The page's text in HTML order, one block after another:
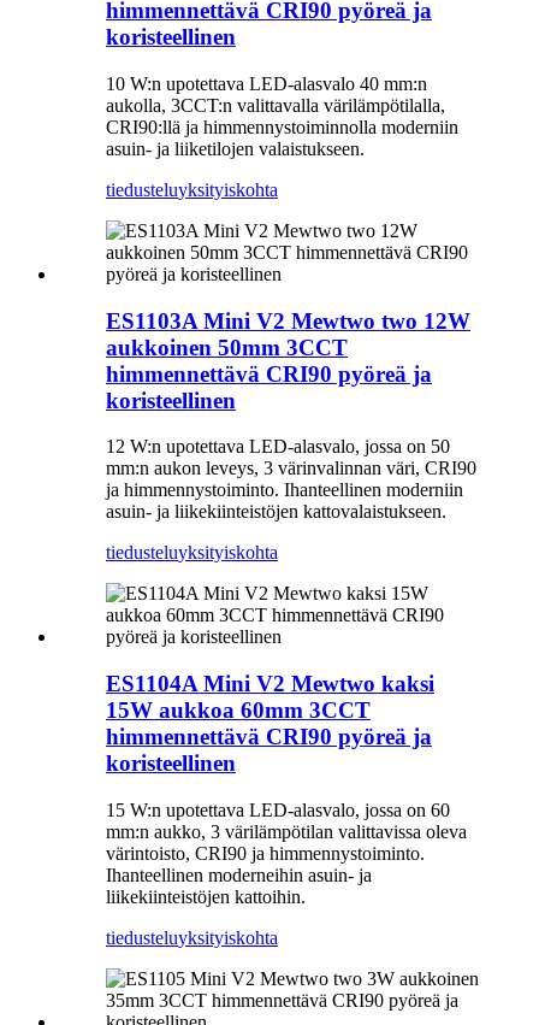
himmennettävä CRI90 pyöreä ja
koristeellinen
10 W:n upotettava LED-alasvalo 40 mm:n
aukolla, 3CCT:n valittavalla värilämpötilalla,
CRI90:llä ja himmennystoiminnolla moderniin
asuin- ja liiketilojen valaistukseen.
tiedusteluyksityiskohta
ES1103A Mini V2 Mewtwo two 12W
aukkoinen 50mm 3CCT
himmennettävä CRI90 pyöreä ja
koristeellinen
12 W:n upotettava LED-alasvalo, jossa on 50
mm:n aukon leveys, 3 värinvalinnan väri, CRI90
ja himmennystoiminto. Ihanteellinen moderniin
asuin- ja liikekiinteistöjen kattovalaistukseen.
tiedusteluyksityiskohta
ES1104A Mini V2 Mewtwo kaksi
15W aukkoa 60mm 3CCT
himmennettävä CRI90 pyöreä ja
koristeellinen
15 W:n upotettava LED-alasvalo, jossa on 60
mm:n aukko, 3 värilämpötilan valittavissa oleva
värintoisto, CRI90 ja himmennystoiminto.
Ihanteellinen moderneihin asuin- ja
liikekiinteistöjen kattoihin.
tiedusteluyksityiskohta